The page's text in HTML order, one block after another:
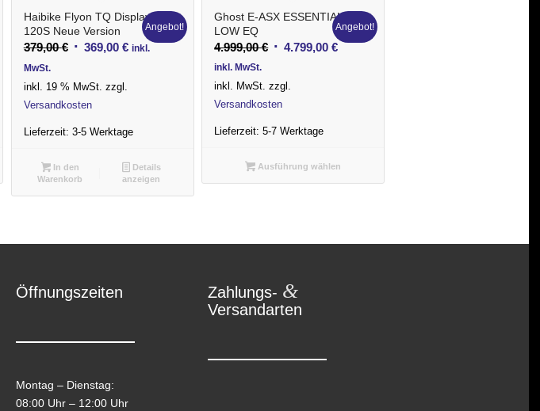
Haibike Flyon TQ Display
120S Neue Version
379,00€ Ursprünglicher
war:
379,00 €
369,00 €Aktueller
inkl.
MwSt.
Angebot!
inkl. 19 % MwSt. zzgl.
Versandkosten
Lieferzeit: 3-5 Werktage
In den
Warenkorb
Details
anzeigen
Ghost E-ASX ESSENTIAL
LOW EQ
4.999,00€ Ursprünglicher
war:
4.999,00 €
4.799,00€Aktueller
inkl. MwSt.
Angebot!
inkl. MwSt. zzgl.
Versandkosten
Lieferzeit:5-7 Werktage
Ausführung wählen
Öffnungszeiten
Montag – Dienstag:
08:00 Uhr – 12:00 Uhr
Zahlungs- &
Versandarten